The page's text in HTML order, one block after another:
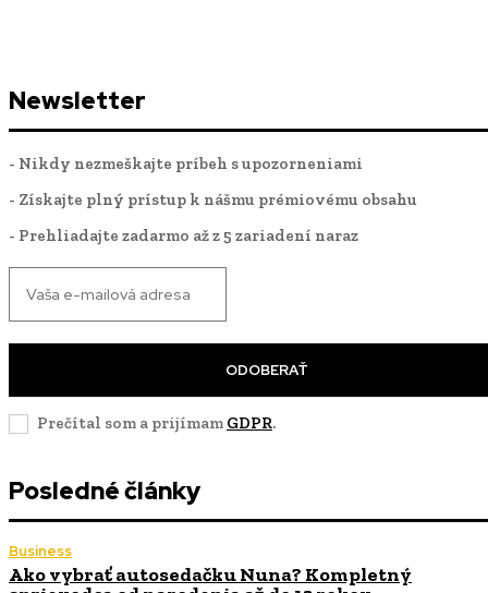
Newsletter
- Nikdy nezmeškajte príbeh s upozorneniami
- Získajte plný prístup k nášmu prémiovému obsahu
- Prehliadajte zadarmo až z 5 zariadení naraz
ODOBERAŤ
Prečítal som a prijímam GDPR.
Posledné články
Business
Ako vybrať autosedačku Nuna? Kompletný